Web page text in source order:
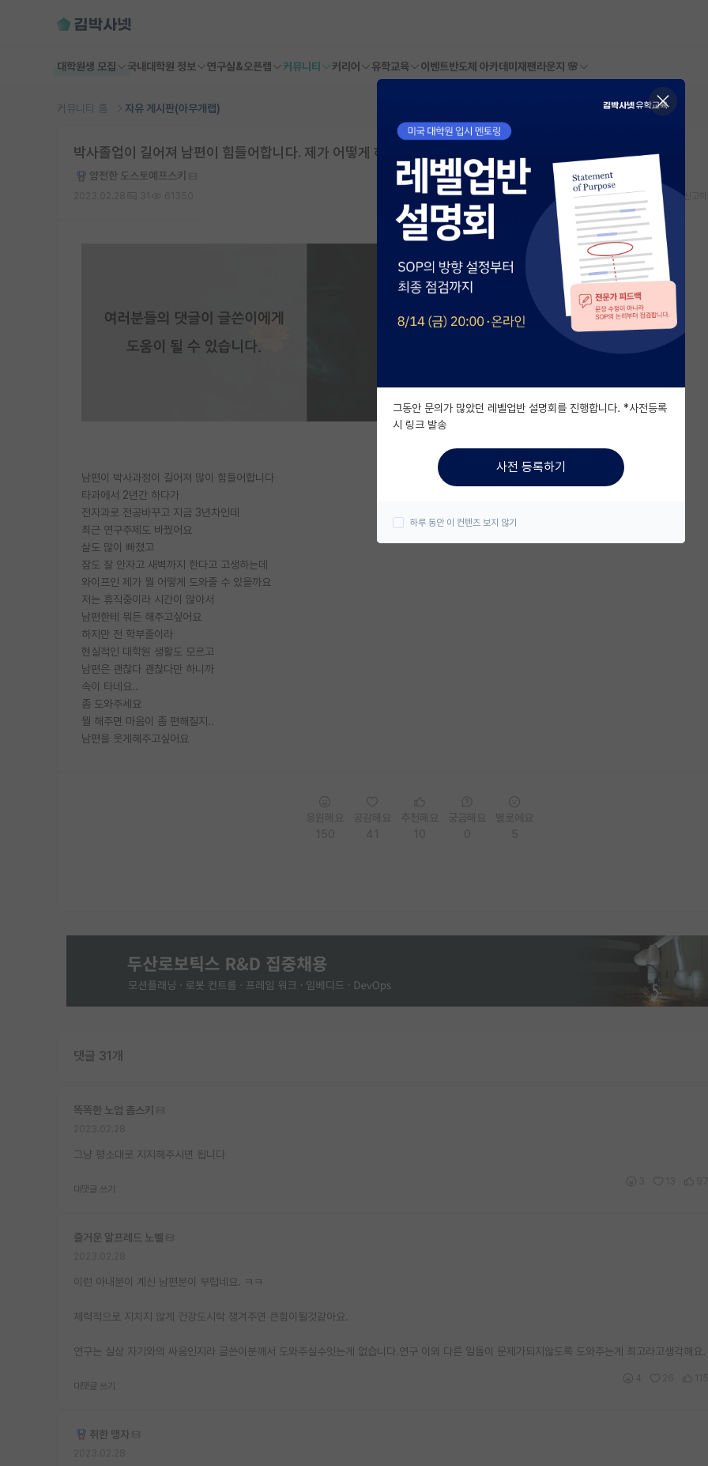
대학원생 모집 국내대학원 정보 연구실&오픈랩 커뮤니티 커리어 유학교육 이벤트반도체 아카데미 재팬라운지 🌸
커뮤니티 홈 자유 게시판(아무개랩)
박사졸업이 길어져 남편이 힘들어합니다. 제가 어떻게 하면 좋을까요?
얌전한 도스토예프스키
스크랩 신고하
남편이 박사과정이 길어져 많이 힘들어합니다
타과에서 2년간 하다가
전자과로 전공바꾸고 지금 3년차인데
최근 연구주제도 바꿨어요
살도 많이 빠졌고
잠도 잘 안자고 새벽까지 한다고 고생하는데
와이프인 제가 뭘 어떻게 도와줄 수 있을까요
저는 휴직중이라 시간이 많아서
남편한테 뭐든 해주고싶어요
하지만 전 학부졸이라
현실적인 대학원 생활도 모르고
남편은 괜찮다 괜찮다만 하니까
속이 타네요..
좀 도와주세요
뭘 해주면 마음이 좀 편해질지..
남편을 웃게해주고싶어요
댓글 31개
똑똑한 노엄 촘스키
그냥 평소대로 지지해주시면 됩니다
대댓글 쓰기
즐거운 알프레드 노벨
이런 아내분이 계신 남편분이 부럽네요. ㅋㅋ
체력적으로 지치지 않게 건강도시락 챙겨주면 큰힘이될것같아요.
연구는 실상 자기와의 싸움인지라 글쓴이분께서 도와주실수잇는게 없습니다.연구 이외 다른 일들이 문제가되지않도록 도와주는게 최고라고생각해요.
대댓글 쓰기
취한 맹자
그동안 문의가 많았던 레벨업반 설명회를 진행합니다. *사전등록
시 링크 발송
사전 등록하기
하루 동안 이 컨텐츠 보지 않기